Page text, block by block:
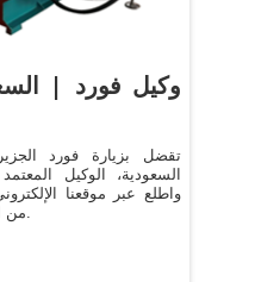
وكيل فورد |
تقضل بزيارة فورد
السعودية، الوكيل
واطلع عبر موقعنا
من السيارات وأحدث العروض.